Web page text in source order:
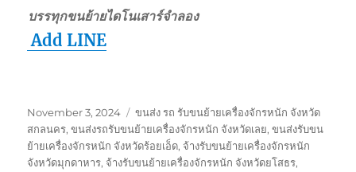
บรรทุกขนย้ายไดโนเสาร์จำลอง
Add LINE
Posted
on
November 3, 2024 Tags
ขนส่ง รถ รับขนย้ายเครื่องจักรหนัก จังหวัด
สกลนคร,ขนส่งรถรับขนย้ายเครื่องจักรหนัก จังหวัดเลย,ขนส่งรับขน
ย้ายเครื่องจักรหนัก จังหวัดร้อยเอ็ด, จ้างรับขนย้ายเครื่องจักรหนัก
จังหวัดมุกดาหาร, จ้างรับขนย้ายเครื่องจักรหนัก จังหวัดยโสธร,